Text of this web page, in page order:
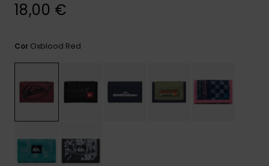
Consultar
as FAQ
18,00 €
Cor Oxblood Red